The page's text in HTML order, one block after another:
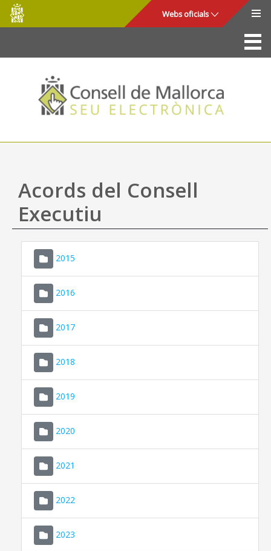
Salta al contingut principal
Consell
de
Mallorca
Webs oficials
La Seu
Consell de Mallorca
Accés i seguretat
Utilitats
Ajuda
Acords del Consell
Executiu
2015
2016
2017
2018
2019
2020
2021
2022
2023